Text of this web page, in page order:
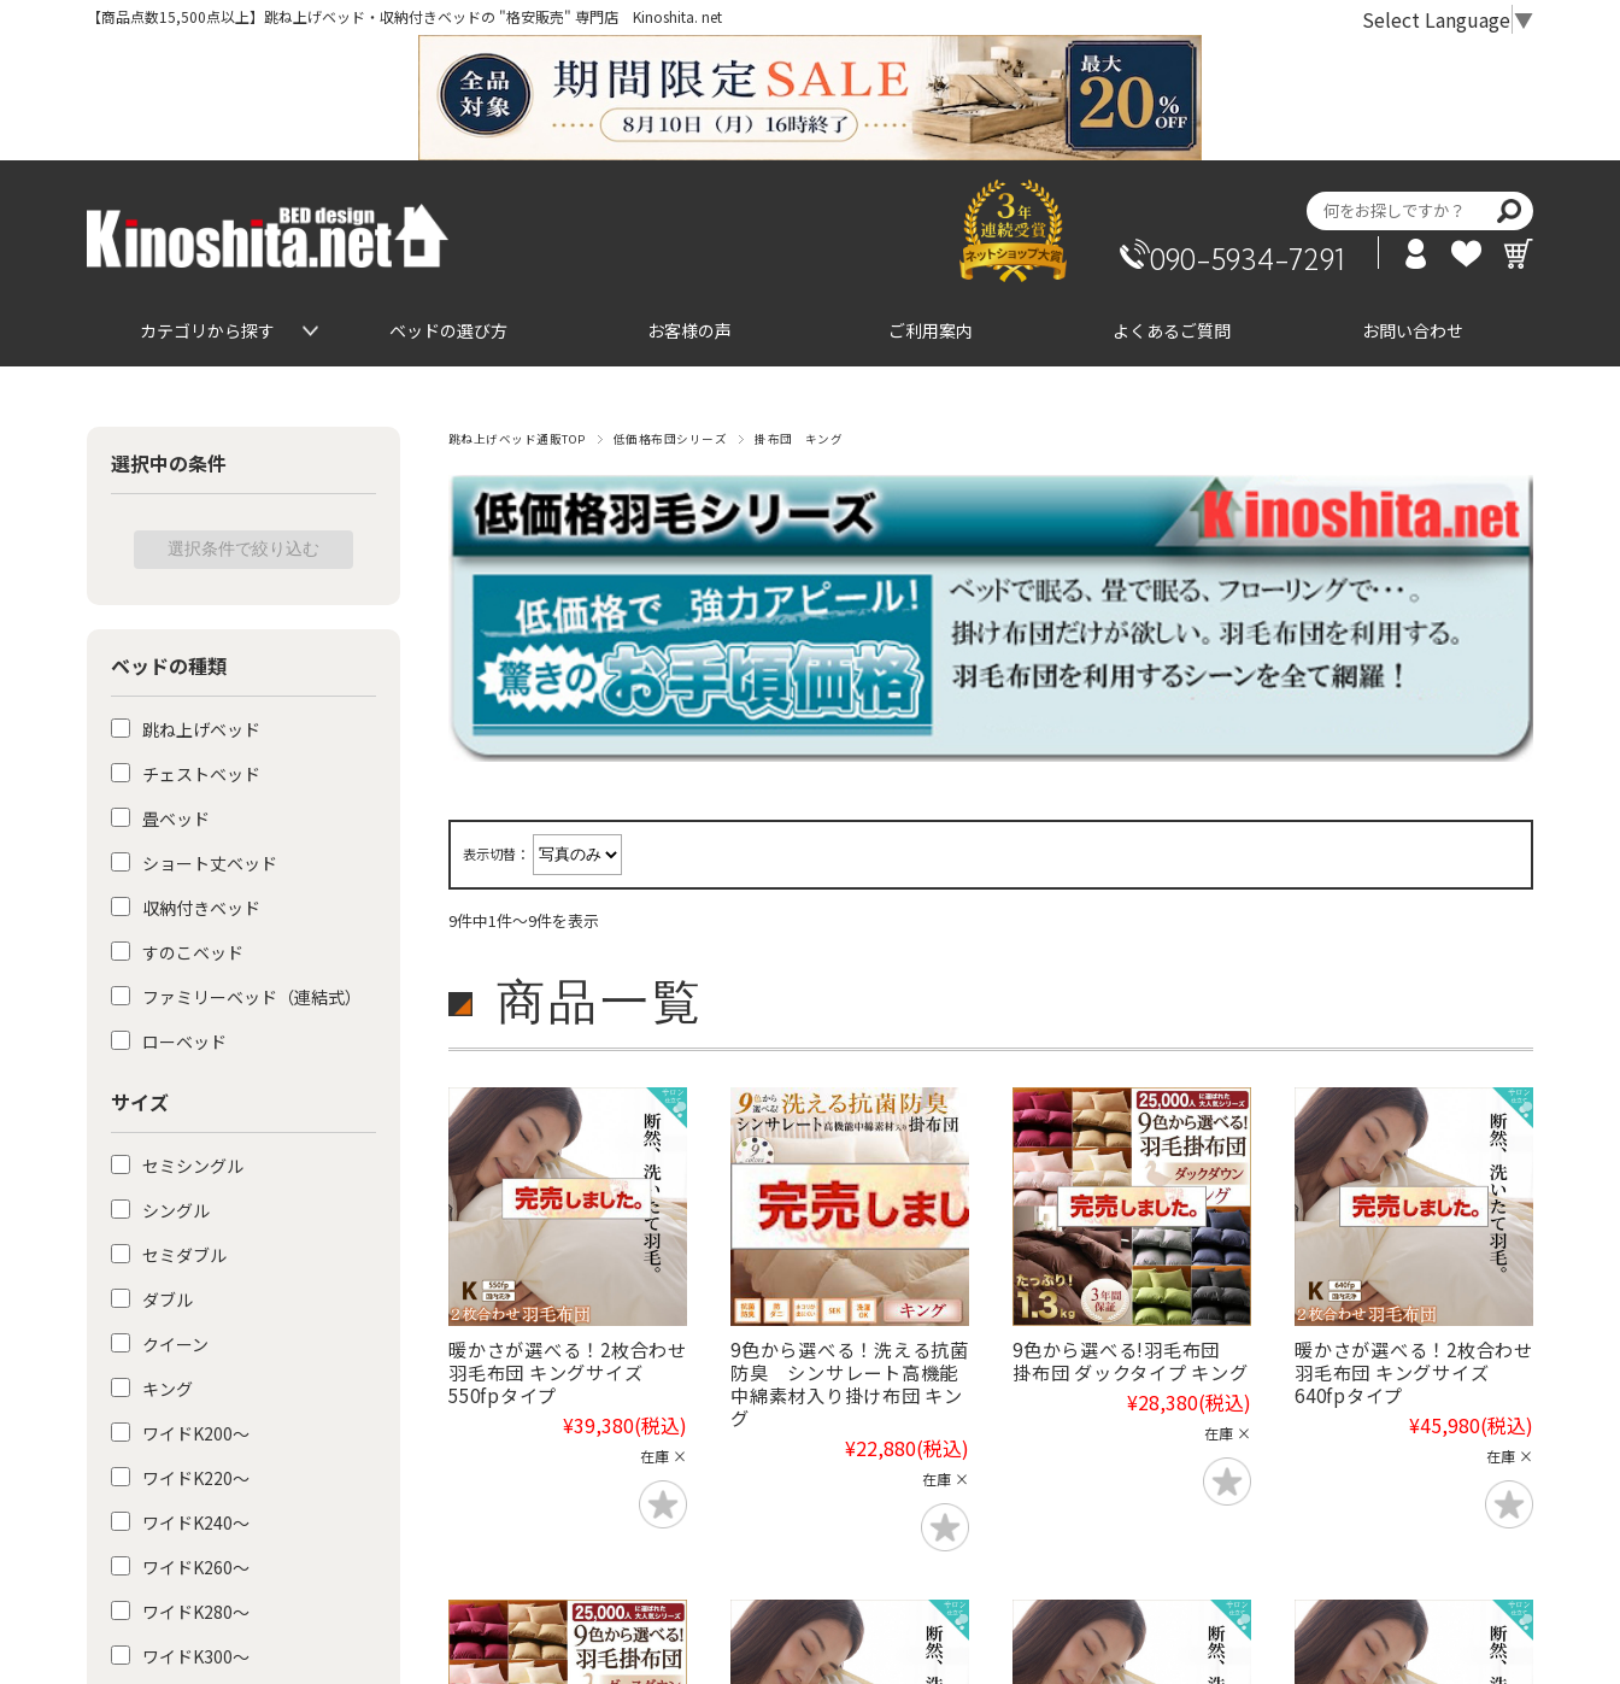
【商品点数15,500点以上】跳ね上げベッド・収納付きベッドの "格安販売" 専門店 Kinoshita. net Select Language▼
090-5934-7291
カテゴリから探す ベッドの選び方 お客様の声 ご利用案内 よくあるご質問 お問い合わせ
跳ね上げベッド通販TOP 低価格布団シリーズ 掛布団 キング
表示切替：
9件中1件～9件を表示
商品一覧
暖かさが選べる！2枚合わせ
羽毛布団 キングサイズ
550fpタイプ
¥39,380(税込)
在庫 ×
9色から選べる！洗える抗菌
防臭 シンサレート高機能
中綿素材入り掛け布団 キン
グ
¥22,880(税込)
在庫 ×
9色から選べる!羽毛布団
掛布団 ダックタイプ キング
¥28,380(税込)
在庫 ×
暖かさが選べる！2枚合わせ
羽毛布団 キングサイズ
640fpタイプ
¥45,980(税込)
在庫 ×
選択中の条件
ベッドの種類
跳ね上げベッド
チェストベッド
畳ベッド
ショート丈ベッド
収納付きベッド
すのこベッド
ファミリーベッド（連結式）
ローベッド
サイズ
セミシングル
シングル
セミダブル
ダブル
クイーン
キング
ワイドK200〜
ワイドK220〜
ワイドK240〜
ワイドK260〜
ワイドK280〜
ワイドK300〜